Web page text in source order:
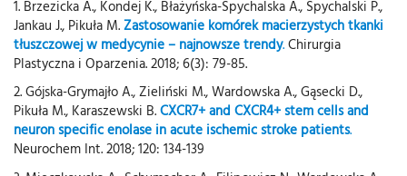
1. Brzezicka A., Kondej K., Błażyńska-Spychalska A., Spychalski P.,
Jankau J., Pikuła M.Zastosowanie komórek macierzystych tkanki
tłuszczowej w medycynie – najnowsze trendy.Chirurgia
Plastyczna i Oparzenia. 2018; 6(3): 79-85.
2. Gójska-Grymajło A., Zieliński M., Wardowska A., Gąsecki D.,
Pikuła M., Karaszewski B.CXCR7+ and CXCR4+ stem cells and
neuron specific enolase in acute ischemic stroke patients.
Neurochem Int. 2018; 120: 134-139